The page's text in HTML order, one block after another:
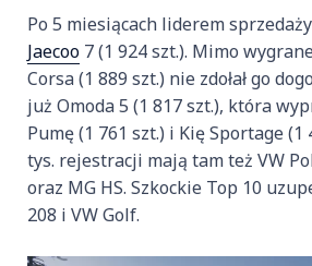
Po 5 miesiącach liderem
Jaecoo 7 (1 924 szt.). Mimo
Corsa (1 889 szt.) nie zdołał go
już Omoda 5 (1 817 szt.), która
Pumę (1 761 szt.) i Kię Sportage (1
tys. rejestracji mają tam też VW
oraz MG HS. Szkockie Top 10
208 i VW Golf.